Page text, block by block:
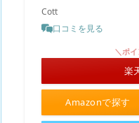
Cott
口コミを見る
Amazonで探す
＼ポ
楽